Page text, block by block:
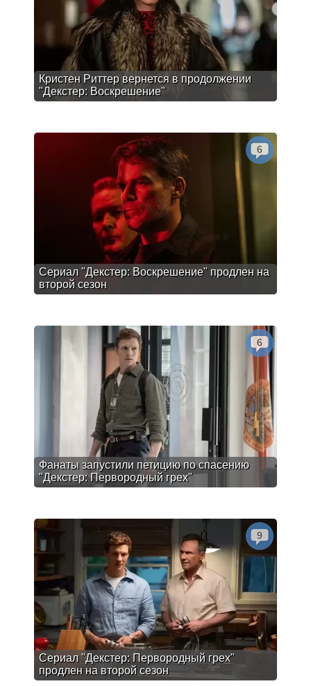
Кристен Риттер вернется в продолжении
"Декстер: Воскрешение"
Сериал "Декстер: Воскрешение" продлен на
второй сезон
6
Фанаты запустили петицию по спасению
"Декстер: Первородный грех"
6
Сериал "Декстер: Первородный грех"
продлен на второй сезон
9